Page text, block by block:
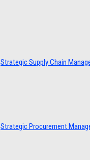
Strategic Supply Chain
Strategic Procurement